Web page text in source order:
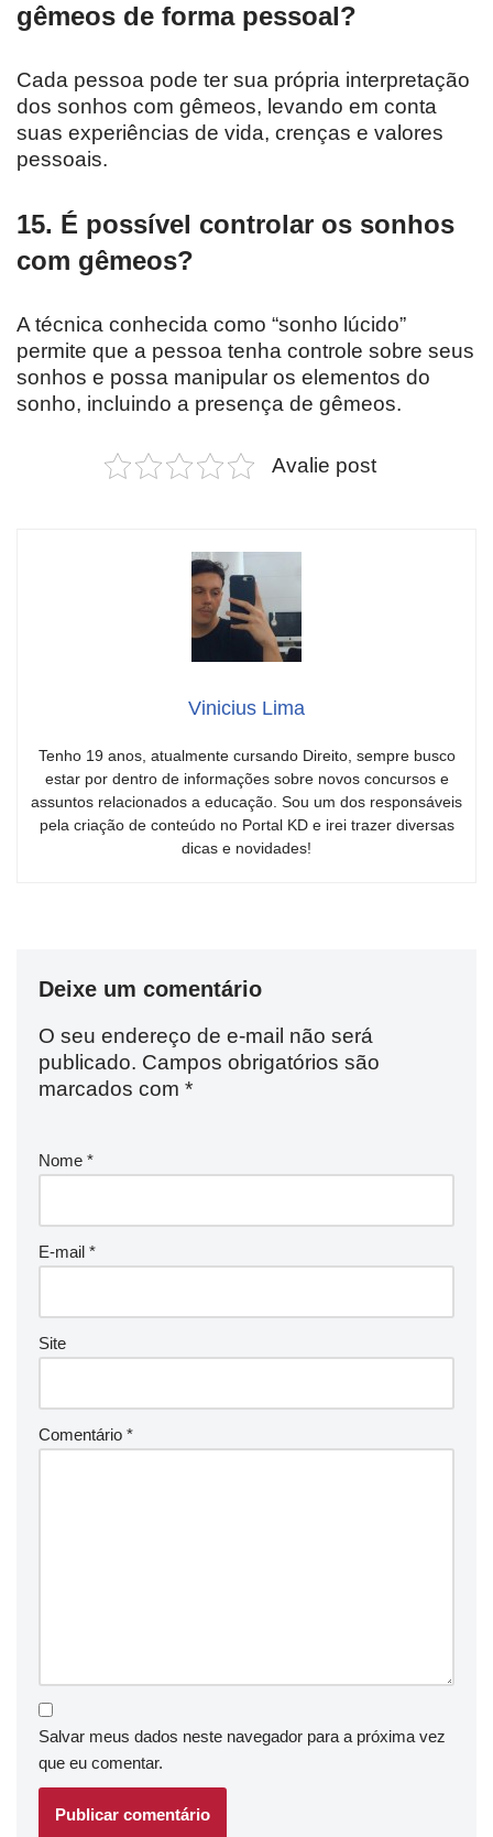
gêmeos de forma pessoal?
Cada pessoa pode ter sua própria interpretação
dos sonhos com gêmeos, levando em conta
suas experiências de vida, crenças e valores
pessoais.
15. É possível controlar os sonhos
com gêmeos?
A técnica conhecida como “sonho lúcido”
permite que a pessoa tenha controle sobre seus
sonhos e possa manipular os elementos do
sonho, incluindo a presença de gêmeos.
Avalie post
Vinicius Lima
Tenho 19 anos, atualmente cursando Direito, sempre busco
estar por dentro de informações sobre novos concursos e
assuntos relacionados a educação. Sou um dos responsáveis
pela criação de conteúdo no Portal KD e irei trazer diversas
dicas e novidades!
Deixe um comentário
O seu endereço de e-mail não será
publicado. Campos obrigatórios são
marcados com *
Nome *
E-mail *
Site
Comentário *
Salvar meus dados neste navegador para a próxima vez
que eu comentar.